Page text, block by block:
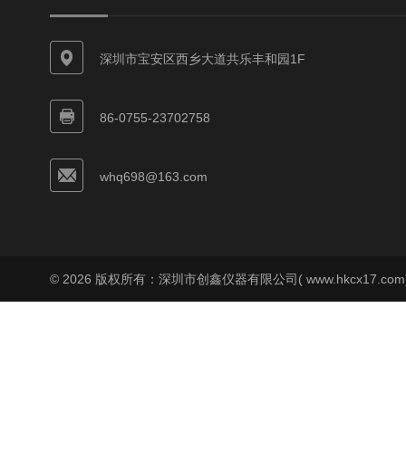
深圳市宝安区西乡大道共乐丰和园1F
86-0755-23702758
whq698@163.com
© 2026 版权所有：深圳市创鑫仪器有限公司(